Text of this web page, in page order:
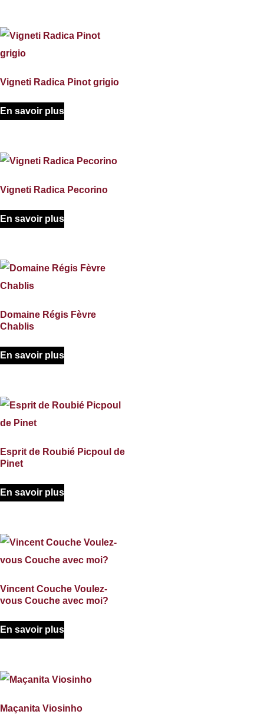
Vigneti Radica Pinot grigio
En savoir plus
Vigneti Radica Pecorino
En savoir plus
Domaine Régis Fèvre
Chablis
En savoir plus
Esprit de Roubié Picpoul de
Pinet
En savoir plus
Vincent Couche Voulez-
vous Couche avec moi?
En savoir plus
Maçanita Viosinho